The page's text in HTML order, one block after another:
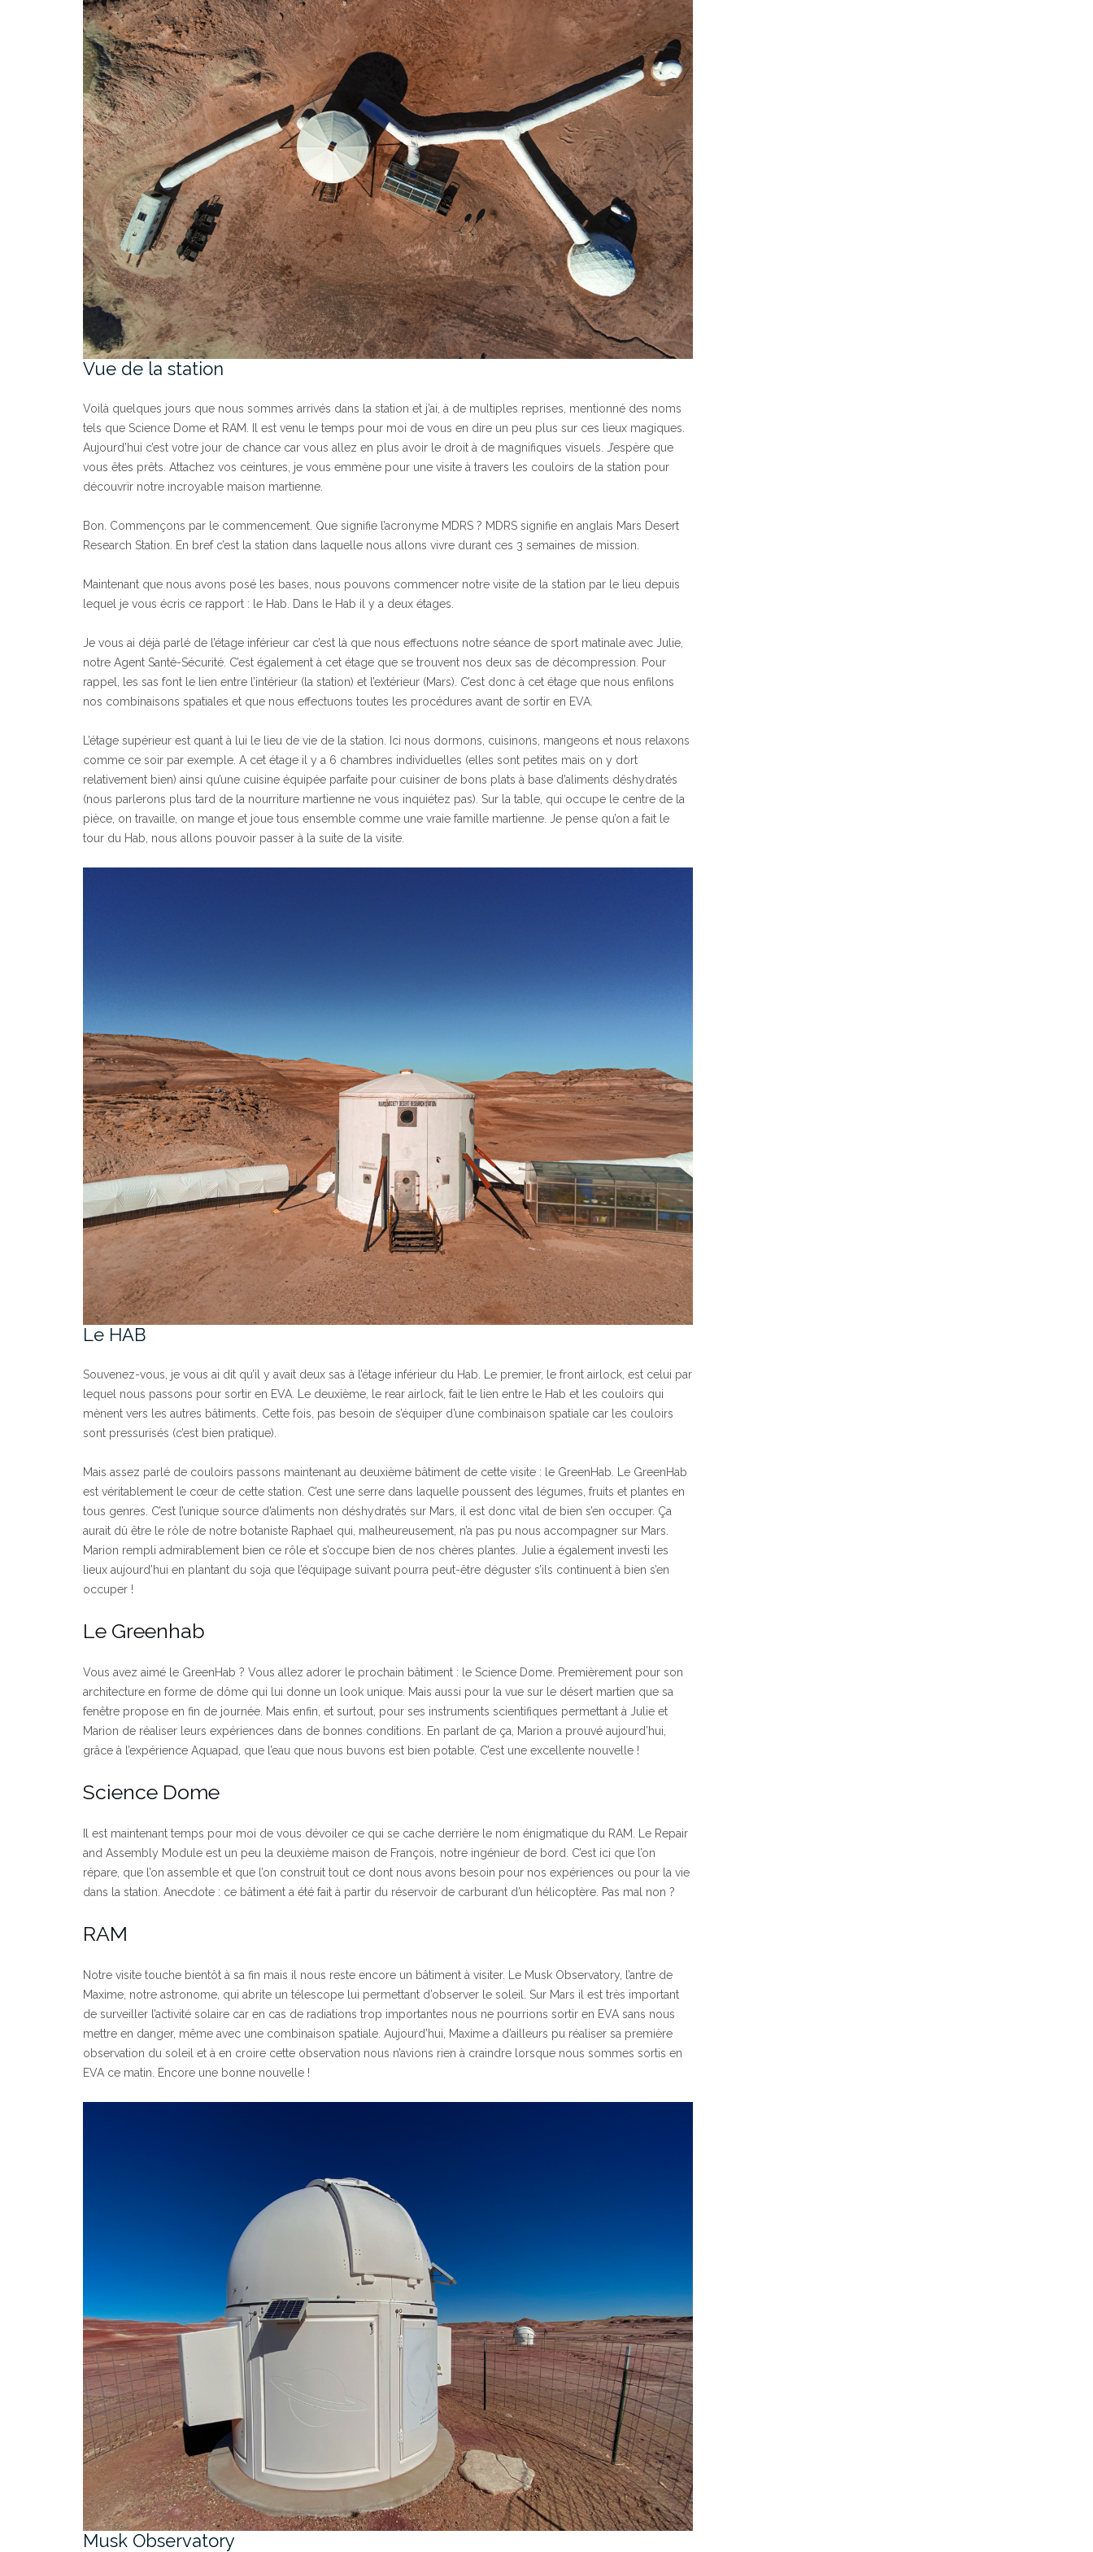
Vue de la station
Voilà quelques jours que nous sommes arrivés dans la station et j’ai, à de multiples reprises, mentionné des noms
tels que Science Dome et RAM. Il est venu le temps pour moi de vous en dire un peu plus sur ces lieux magiques.
Aujourd’hui c’est votre jour de chance car vous allez en plus avoir le droit à de magnifiques visuels. J’espère que
vous êtes prêts. Attachez vos ceintures, je vous emmène pour une visite à travers les couloirs de la station pour
découvrir notre incroyable maison martienne.
Bon. Commençons par le commencement. Que signifie l’acronyme MDRS ? MDRS signifie en anglais Mars Desert
Research Station. En bref c’est la station dans laquelle nous allons vivre durant ces 3 semaines de mission.
Maintenant que nous avons posé les bases, nous pouvons commencer notre visite de la station par le lieu depuis
lequel je vous écris ce rapport : le Hab. Dans le Hab il y a deux étages.
Je vous ai déjà parlé de l’étage inférieur car c’est là que nous effectuons notre séance de sport matinale avec Julie,
notre Agent Santé-Sécurité. C’est également à cet étage que se trouvent nos deux sas de décompression. Pour
rappel, les sas font le lien entre l’intérieur (la station) et l’extérieur (Mars). C’est donc à cet étage que nous enfilons
nos combinaisons spatiales et que nous effectuons toutes les procédures avant de sortir en EVA.
L’étage supérieur est quant à lui le lieu de vie de la station. Ici nous dormons, cuisinons, mangeons et nous relaxons
comme ce soir par exemple. A cet étage il y a 6 chambres individuelles (elles sont petites mais on y dort
relativement bien) ainsi qu’une cuisine équipée parfaite pour cuisiner de bons plats à base d’aliments déshydratés
(nous parlerons plus tard de la nourriture martienne ne vous inquiétez pas). Sur la table, qui occupe le centre de la
pièce, on travaille, on mange et joue tous ensemble comme une vraie famille martienne. Je pense qu’on a fait le
tour du Hab, nous allons pouvoir passer à la suite de la visite.
Le HAB
Souvenez-vous, je vous ai dit qu’il y avait deux sas à l’étage inférieur du Hab. Le premier, le front airlock, est celui par
lequel nous passons pour sortir en EVA. Le deuxième, le rear airlock, fait le lien entre le Hab et les couloirs qui
mènent vers les autres bâtiments. Cette fois, pas besoin de s’équiper d’une combinaison spatiale car les couloirs
sont pressurisés (c’est bien pratique).
Mais assez parlé de couloirs passons maintenant au deuxième bâtiment de cette visite : le GreenHab. Le GreenHab
est véritablement le cœur de cette station. C’est une serre dans laquelle poussent des légumes, fruits et plantes en
tous genres. C’est l’unique source d’aliments non déshydratés sur Mars, il est donc vital de bien s’en occuper. Ça
aurait dû être le rôle de notre botaniste Raphael qui, malheureusement, n’a pas pu nous accompagner sur Mars.
Marion rempli admirablement bien ce rôle et s’occupe bien de nos chères plantes. Julie a également investi les
lieux aujourd’hui en plantant du soja que l’équipage suivant pourra peut-être déguster s’ils continuent à bien s’en
occuper !
Le Greenhab
Vous avez aimé le GreenHab ? Vous allez adorer le prochain bâtiment : le Science Dome. Premièrement pour son
architecture en forme de dôme qui lui donne un look unique. Mais aussi pour la vue sur le désert martien que sa
fenêtre propose en fin de journée. Mais enfin, et surtout, pour ses instruments scientifiques permettant à Julie et
Marion de réaliser leurs expériences dans de bonnes conditions. En parlant de ça, Marion a prouvé aujourd’hui,
grâce à l’expérience Aquapad, que l’eau que nous buvons est bien potable. C’est une excellente nouvelle !
Science Dome
Il est maintenant temps pour moi de vous dévoiler ce qui se cache derrière le nom énigmatique du RAM. Le Repair
and Assembly Module est un peu la deuxième maison de François, notre ingénieur de bord. C’est ici que l’on
répare, que l’on assemble et que l’on construit tout ce dont nous avons besoin pour nos expériences ou pour la vie
dans la station. Anecdote : ce bâtiment a été fait à partir du réservoir de carburant d’un hélicoptère. Pas mal non ?
RAM
Notre visite touche bientôt à sa fin mais il nous reste encore un bâtiment à visiter. Le Musk Observatory, l’antre de
Maxime, notre astronome, qui abrite un télescope lui permettant d’observer le soleil. Sur Mars il est très important
de surveiller l’activité solaire car en cas de radiations trop importantes nous ne pourrions sortir en EVA sans nous
mettre en danger, même avec une combinaison spatiale. Aujourd’hui, Maxime a d’ailleurs pu réaliser sa première
observation du soleil et à en croire cette observation nous n’avions rien à craindre lorsque nous sommes sortis en
EVA ce matin. Encore une bonne nouvelle !
Musk Observatory